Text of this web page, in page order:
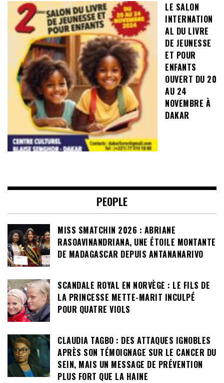
LE SALON
INTERNATION
AL DU LIVRE
DE JEUNESSE
ET POUR
ENFANTS
OUVERT DU 20
AU 24
NOVEMBRE À
DAKAR
PEOPLE
MISS SMATCHIN 2026 : ABRIANE
RASOAVINANDRIANA, UNE ÉTOILE MONTANTE
DE MADAGASCAR DEPUIS ANTANANARIVO
SCANDALE ROYAL EN NORVÈGE : LE FILS DE
LA PRINCESSE METTE-MARIT INCULPÉ
POUR QUATRE VIOLS
CLAUDIA TAGBO : DES ATTAQUES IGNOBLES
APRÈS SON TÉMOIGNAGE SUR LE CANCER DU
SEIN, MAIS UN MESSAGE DE PRÉVENTION
PLUS FORT QUE LA HAINE